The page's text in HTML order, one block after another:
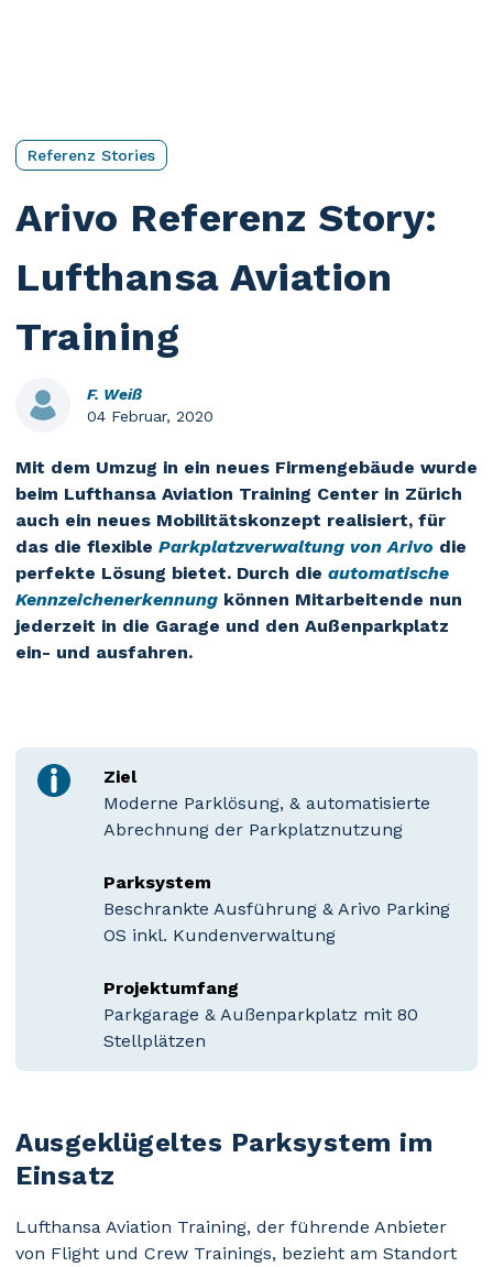
Referenz Stories
Arivo Referenz Story:
Lufthansa Aviation
Training
F. Weiß
04 Februar, 2020
Mit dem Umzug in ein neues Firmengebäude wurde
beim Lufthansa Aviation Training Center in Zürich
auch ein neues Mobilitätskonzept realisiert, für
das die flexible Parkplatzverwaltung von Arivo die
perfekte Lösung bietet. Durch die automatische
Kennzeichenerkennung können Mitarbeitende nun
jederzeit in die Garage und den Außenparkplatz
ein- und ausfahren.
Ziel
Moderne Parklösung, & automatisierte
Abrechnung der Parkplatznutzung
Parksystem
Beschrankte Ausführung & Arivo Parking
OS inkl. Kundenverwaltung
Projektumfang
Parkgarage & Außenparkplatz mit 80
Stellplätzen
Ausgeklügeltes Parksystem im
Einsatz
Lufthansa Aviation Training, der führende Anbieter
von Flight und Crew Trainings, bezieht am Standort